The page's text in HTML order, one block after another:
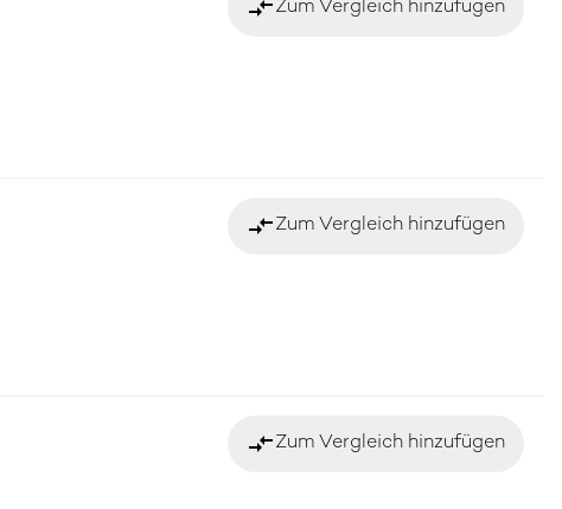
compare_arrowsZum Vergleich hinzufügen
compare_arrowsZum Vergleich hinzufügen
compare_arrowsZum Vergleich hinzufügen